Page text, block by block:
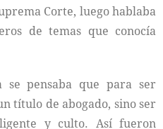
Corte, luego hablaba
de temas que conocía
se pensaba que para ser
título de abogado, sino ser
y culto. Así fueron